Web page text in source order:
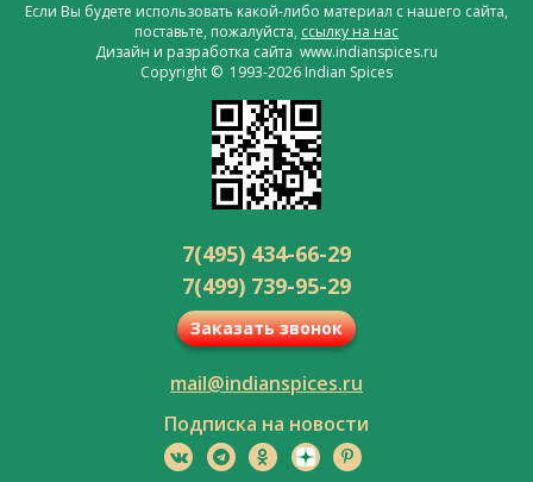
Если Вы будете использовать какой-либо материал с нашего сайта,
поставьте, пожалуйста, ссылку на нас
Дизайн и разработка сайта www.indianspices.ru
Copyright © 1993-2026 Indian Spices
7(495) 434-66-29
7(499) 739-95-29
Заказать звонок
mail@indianspices.ru
Подписка на новости